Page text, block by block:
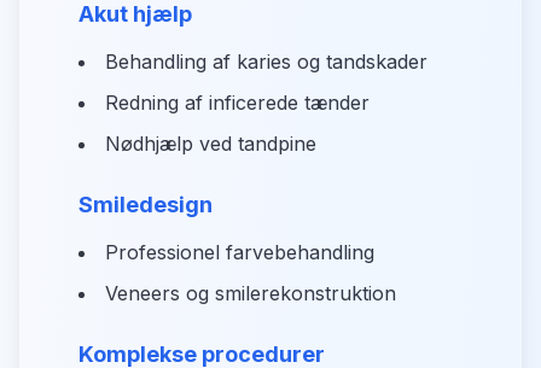
Akut hjælp
Behandling af karies og tandskader
Redning af inficerede tænder
Nødhjælp ved tandpine
Smiledesign
Professionel farvebehandling
Veneers og smilerekonstruktion
Komplekse procedurer